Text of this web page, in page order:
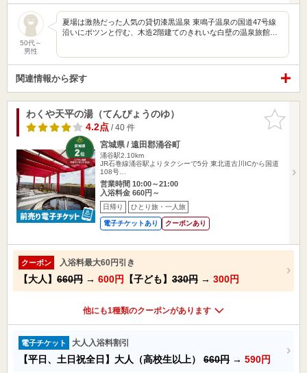
50代～
男性
夏場は激熱だった人気の貸切漆黒温泉 東鳴子温泉の国道47号線
沿いにポツンと佇む、木造2階建てのきれいな白壁の温泉旅館…
関連情報から探す
お気に入
りに追加
わくや天平の湯（てんぴょうのゆ）
4.2点/ 40 件
宮城県 / 遠田郡涌谷町
涌谷駅2.10km
JR石巻線涌谷駅よりタクシーで5分 東北道古川ICから国道
108号…
営業時間 10:00～21:00
入浴料金 660円～
日帰り ひとり旅・一人旅
電子チケットあり クーポンあり
クーポン 入浴料最大60円引き
【大人】 660円 → 600円 【子ども】 330円 → 300円
他にも1種類のクーポンがあります
電子チケット 大人入浴料割引
【平日、土日祝全日】大人（高校生以上） 660円 → 590円